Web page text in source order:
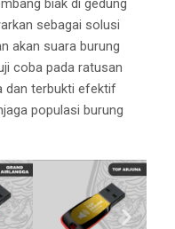
biak di gedung
sebagai solusi
akan suara burung
coba pada ratusan
dan terbukti efektif
populasi burung